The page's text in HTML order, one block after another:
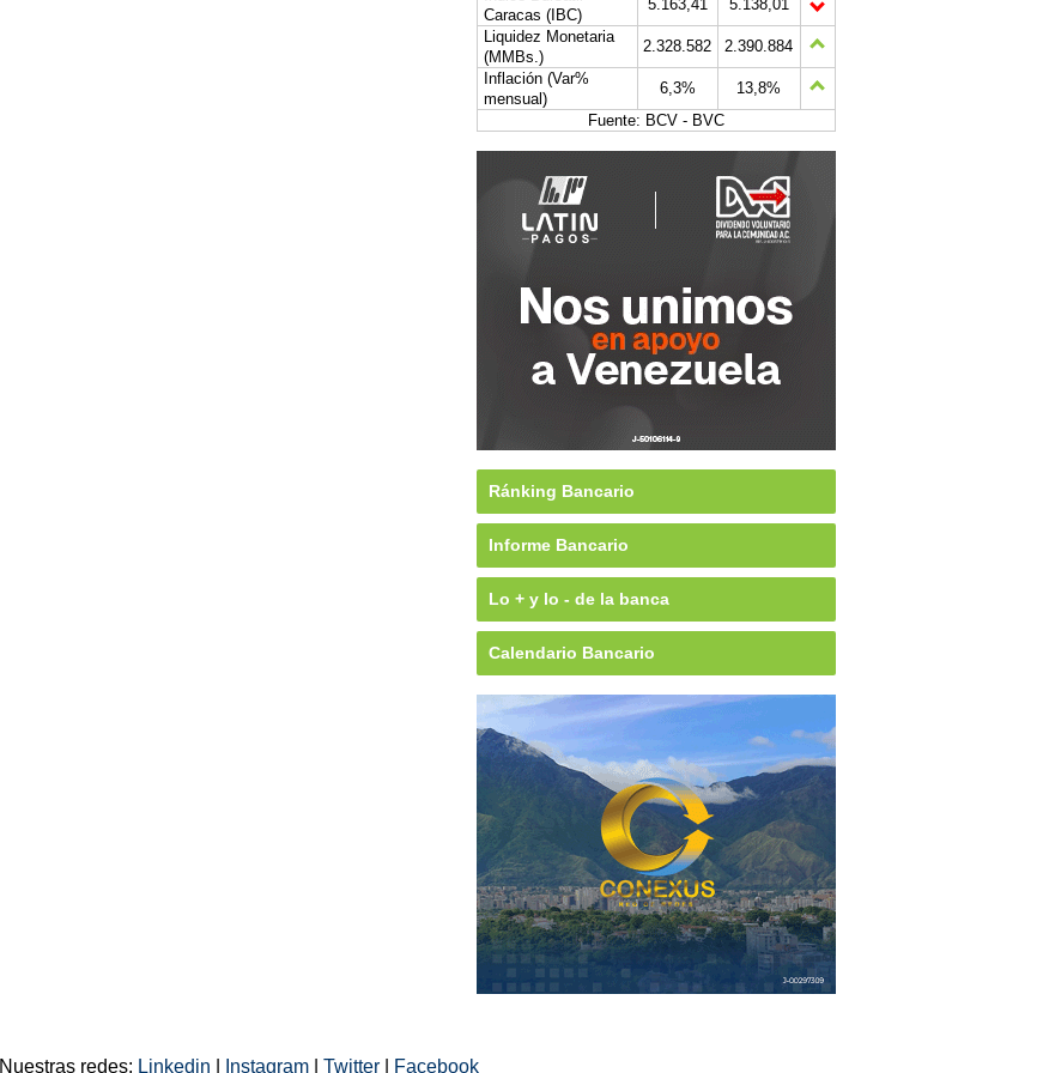
Caracas (IBC)
5.163,41
5.138,01
Liquidez Monetaria
(MMBs.)
2.328.582
2.390.884
Inflación (Var%
mensual)
6,3%
13,8%
Fuente: BCV - BVC
Ránking Bancario
Informe Bancario
Lo + y lo - de la banca
Calendario Bancario
Nuestras redes: Linkedin Instagram Twitter Facebook